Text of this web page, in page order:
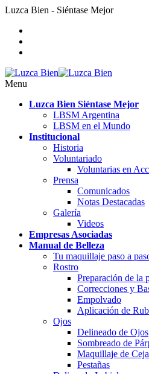
Luzca Bien - Siéntase Mejor
Menu
Luzca Bien Siéntase Mejor
LBSM Argentina
LBSM en el Mundo
Institucional
Historia
Voluntariado
Voluntarias en
Prensa
Comunicados
Notas Destacadas
Galería
Videos
Empresas Asociadas
Manual de Belleza
Tu maquillaje paso a
Rostro
Preparación de la
Correcciones y
Empolvado
Aplicación de
Ojos
Delineado de Ojos
Sombreado de
Maquillaje de
Pestañas